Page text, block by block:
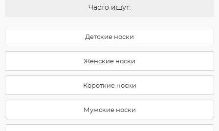
Часто ищут:
Детские носки
Женские носки
Короткие носки
Мужские носки